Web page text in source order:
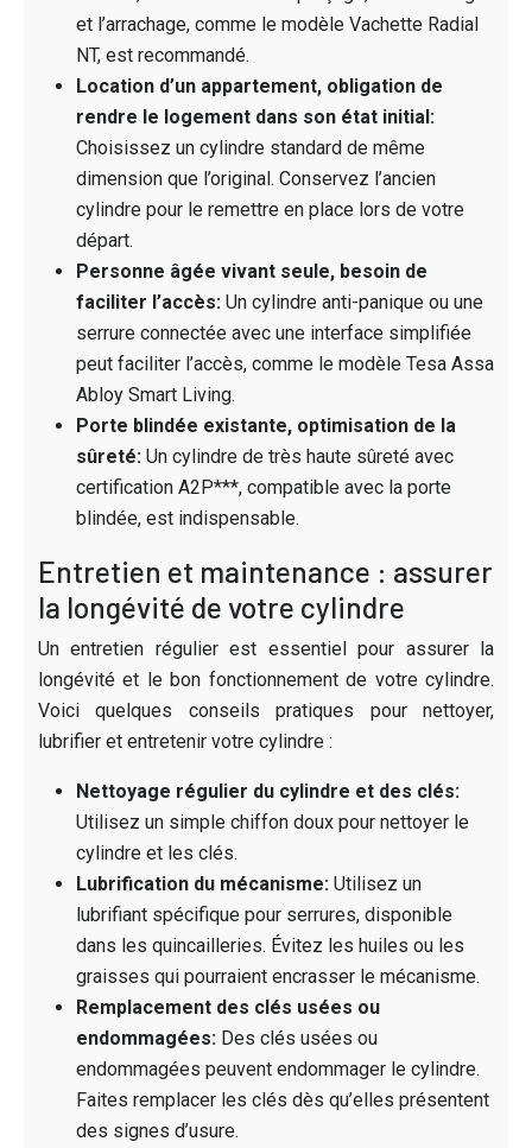
et l’arrachage, comme le modèle Vachette Radial
NT, est recommandé.
Location d’un appartement, obligation de
rendre le logement dans son état initial:
Choisissez un cylindre standard de même
dimension que l’original. Conservez l’ancien
cylindre pour le remettre en place lors de votre
départ.
Personne âgée vivant seule, besoin de
faciliter l’accès: Un cylindre anti-panique ou une
serrure connectée avec une interface simplifiée
peut faciliter l’accès, comme le modèle Tesa Assa
Abloy Smart Living.
Porte blindée existante, optimisation de la
sûreté: Un cylindre de très haute sûreté avec
certification A2P***, compatible avec la porte
blindée, est indispensable.
Entretien et maintenance : assurer
la longévité de votre cylindre
Un entretien régulier est essentiel pour assurer la
longévité et le bon fonctionnement de votre cylindre.
Voici quelques conseils pratiques pour nettoyer,
lubrifier et entretenir votre cylindre :
Nettoyage régulier du cylindre et des clés:
Utilisez un simple chiffon doux pour nettoyer le
cylindre et les clés.
Lubrification du mécanisme: Utilisez un
lubrifiant spécifique pour serrures, disponible
dans les quincailleries. Évitez les huiles ou les
graisses qui pourraient encrasser le mécanisme.
Remplacement des clés usées ou
endommagées: Des clés usées ou
endommagées peuvent endommager le cylindre.
Faites remplacer les clés dès qu’elles présentent
des signes d’usure.